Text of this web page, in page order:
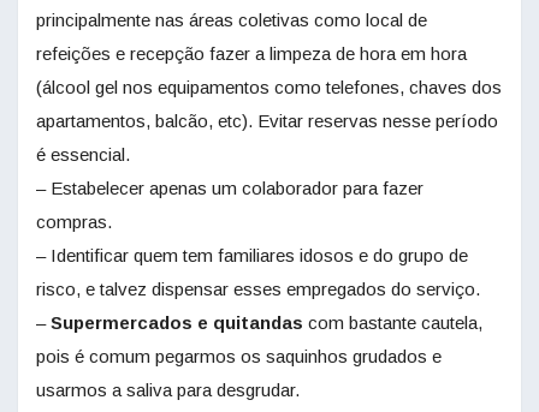
principalmente nas áreas coletivas como local de
refeições e recepção fazer a limpeza de hora em hora
(álcool gel nos equipamentos como telefones, chaves dos
apartamentos, balcão, etc). Evitar reservas nesse período
é essencial.
– Estabelecer apenas um colaborador para fazer
compras.
– Identificar quem tem familiares idosos e do grupo de
risco, e talvez dispensar esses empregados do serviço.
–Supermercados e quitandas com bastante cautela,
pois é comum pegarmos os saquinhos grudados e
usarmos a saliva para desgrudar.